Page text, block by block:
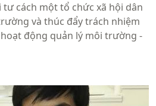
tư cách một tổ chức xã hội dân
và thúc đẩy trách nhiệm
động quản lý môi trường -